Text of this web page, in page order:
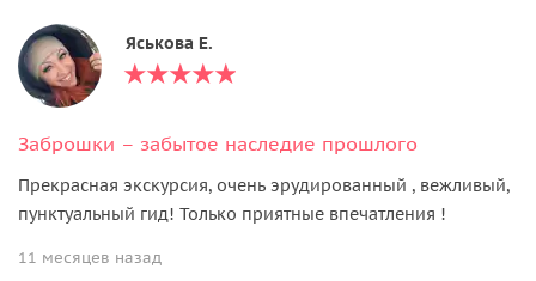
Яськова Е.
Заброшки – забытое наследие прошлого
Прекрасная экскурсия, очень эрудированный , вежливый,
пунктуальный гид! Только приятные впечатления !
11 месяцев назад